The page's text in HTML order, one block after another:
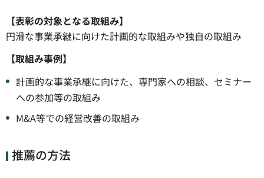
【表彰の対象となる取組み】
円滑な事業承継に向けた計画的な取組みや独自の取組み
【取組み事例】
計画的な事業承継に向けた、専門家への相談、セミナー
への参加等の取組み
M&A等での経営改善の取組み
推薦の方法